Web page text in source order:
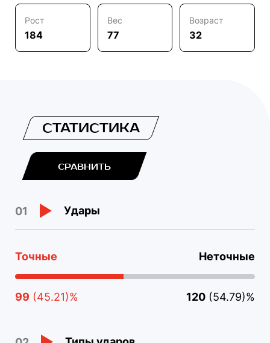
Рост
184
Вес
77
Возраст
32
СТАТИСТИКА
СРАВНИТЬ
01 Удары
Точные Неточные
99 (45.21)% 120 (54.79)%